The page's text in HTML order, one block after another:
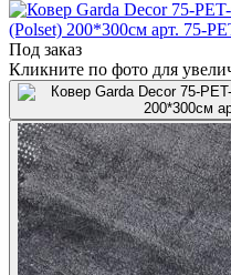
Под заказ
Кликните по фото для